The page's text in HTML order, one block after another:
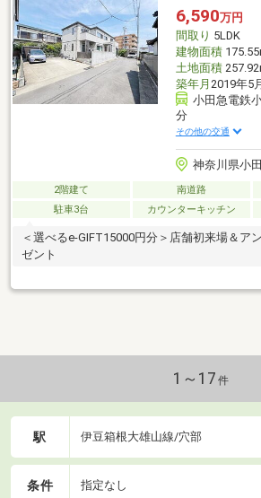
6,590万円
間取り 5LDK
建物面積
土地面積
築年月 2019年5
小田急電鉄
分
その他の交通
神奈川県小
2階建て 南道路
駐車3台
カウンターキッチン
＜選べるe-GIFT15000円分＞店舗初来場＆ア
ゼント
1～17 件
駅 伊豆箱根大雄山線/穴部
条件 指定なし